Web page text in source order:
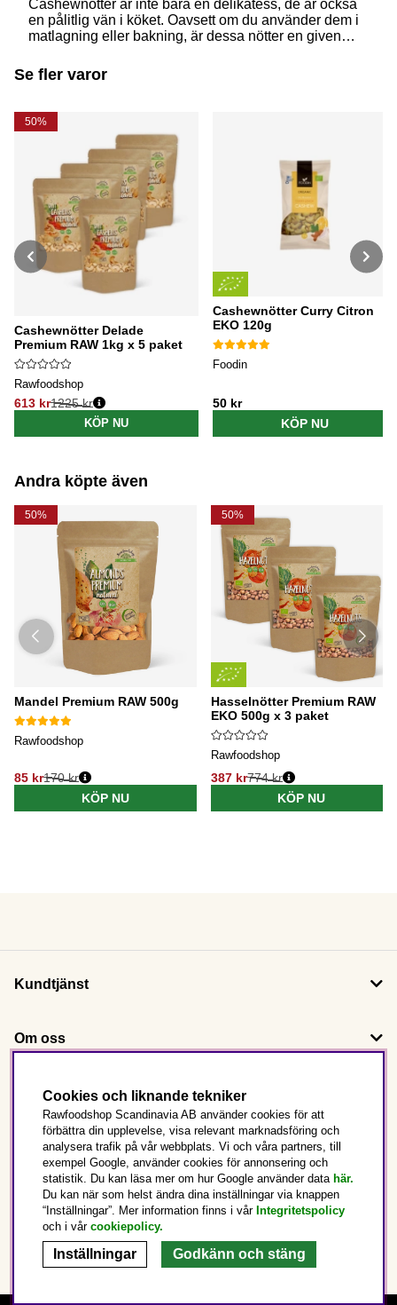
Cashewnötter är inte bara en delikatess, de är också
en pålitlig vän i köket. Oavsett om du använder dem i
matlagning eller bakning, är dessa nötter en given
plats i varje kök och hur du kan ta tillvara på råvaran!
Se fler varor
50%
Cashewnötter Delade
Premium RAW 1kg x 5 paket
Rawfoodshop
613 kr
Ordinarie pris:
1225 kr
KÖP NU
Cashewnötter Curry Citron
EKO 120g
Foodin
50 kr
KÖP NU
Andra köpte även
50%
Mandel Premium RAW 500g
Rawfoodshop
85 kr170 kr
KÖP NU
50%
Hasselnötter Premium RAW
EKO 500g x 3 paket
Rawfoodshop
387 kr774 kr
KÖP NU
Kundtjänst
Om oss
Följ oss
Det här är Rawfoodshop
Sverige
Cookies och liknande tekniker
Rawfoodshop Scandinavia AB använder cookies för att
förbättra din upplevelse, visa relevant marknadsföring och
analysera trafik på vår webbplats. Vi och våra partners, till
exempel Google, använder cookies för annonsering och
statistik. Du kan läsa mer om hur Google använder data här.
Du kan när som helst ändra dina inställningar via knappen
“Inställningar”. Mer information finns i vår Integritetspolicy
och i vår cookiepolicy.
Inställningar Godkänn och stäng